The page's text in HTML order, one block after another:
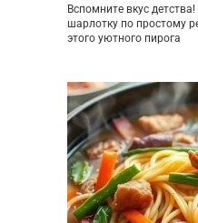
Вспомните вкус
шарлотку по простому
этого уютного пирога